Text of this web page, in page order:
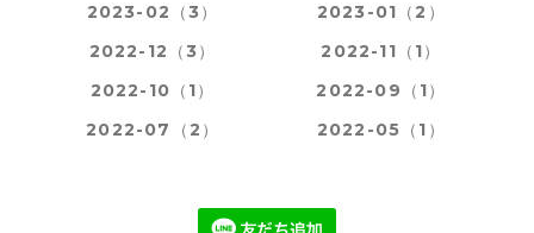
2023-02（3）
2023-01（2）
2022-12（3）
2022-11（1）
2022-10（1）
2022-09（1）
2022-07（2）
2022-05（1）